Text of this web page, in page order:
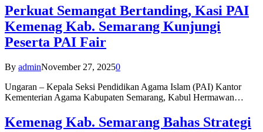
Perkuat Semangat Bertanding, Kasi PAI
Kemenag Kab. Semarang Kunjungi
Peserta PAI Fair
By adminNovember 27, 20250
Ungaran – Kepala Seksi Pendidikan Agama Islam (PAI) Kantor
Kementerian Agama Kabupaten Semarang, Kabul Hermawan…
Kemenag Kab. Semarang Bahas Strategi